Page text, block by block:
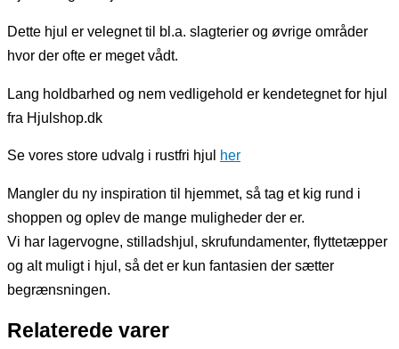
Dette hjul er velegnet til bl.a. slagterier og øvrige områder
hvor der ofte er meget vådt.
Lang holdbarhed og nem vedligehold er kendetegnet for hjul
fra Hjulshop.dk
Se vores store udvalg i rustfri hjul her
Mangler du ny inspiration til hjemmet, så tag et kig rund i
shoppen og oplev de mange muligheder der er.
Vi har lagervogne, stilladshjul, skrufundamenter, flyttetæpper
og alt muligt i hjul, så det er kun fantasien der sætter
begrænsningen.
Relaterede varer